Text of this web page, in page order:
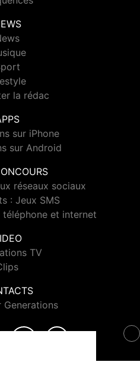
la rédac
sur iPhone
sur Android
réseaux sociaux
: Jeux SMS
téléphone et internet
TV
Generations